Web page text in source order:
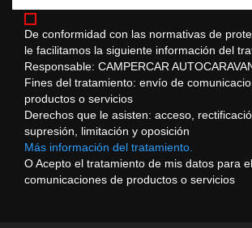
De conformidad con las normativas de
le facilitamos la siguiente información del
Responsable: CAMPERCAR
Fines del tratamiento: envío de
productos o servicios
Derechos que le asisten: acceso,
supresión, limitación y oposición
Más información del tratamiento.
O Acepto el tratamiento de mis datos para
comunicaciones de productos o servicios